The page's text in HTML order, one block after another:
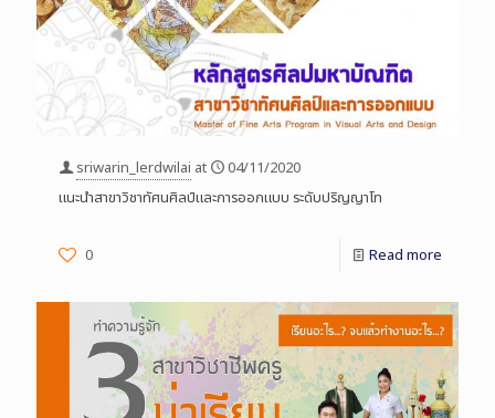
sriwarin_lerdwilai at
04/11/2020
แนะนำสาขาวิชาทัศนศิลป์และการออกแบบ ระดับปริญญาโท
0 Read more